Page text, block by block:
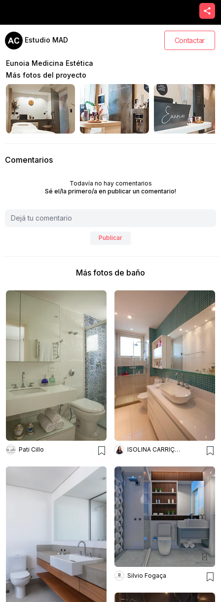
Estudio MAD Contactar
Eunoia Medicina Estética
Más fotos del proyecto
Comentarios
Todavía no hay comentarios
Sé el/la primero/a en publicar un comentario!
Publicar
Más fotos de baño
Pati Cillo ISOLINA CARRIÇO ARQUITETURA
Silvio Fogaça